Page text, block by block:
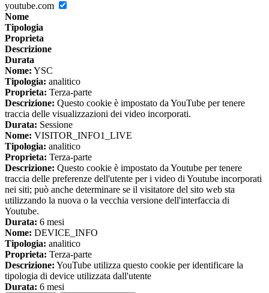
youtube.com
Nome
Tipologia
Proprieta
Descrizione
Durata
Nome: YSC
Tipologia: analitico
Proprieta: Terza-parte
Descrizione: Questo cookie è impostato da YouTube per tenere
traccia delle visualizzazioni dei video incorporati.
Durata: Sessione
Nome: VISITOR_INFO1_LIVE
Tipologia: analitico
Proprieta: Terza-parte
Descrizione: Questo cookie è impostato da Youtube per tenere
traccia delle preferenze dell'utente per i video di Youtube incorporati
nei siti; può anche determinare se il visitatore del sito web sta
utilizzando la nuova o la vecchia versione dell'interfaccia di
Youtube.
Durata: 6 mesi
Nome: DEVICE_INFO
Tipologia: analitico
Proprieta: Terza-parte
Descrizione: YouTube utilizza questo cookie per identificare la
tipologia di device utilizzata dall'utente
Durata: 6 mesi